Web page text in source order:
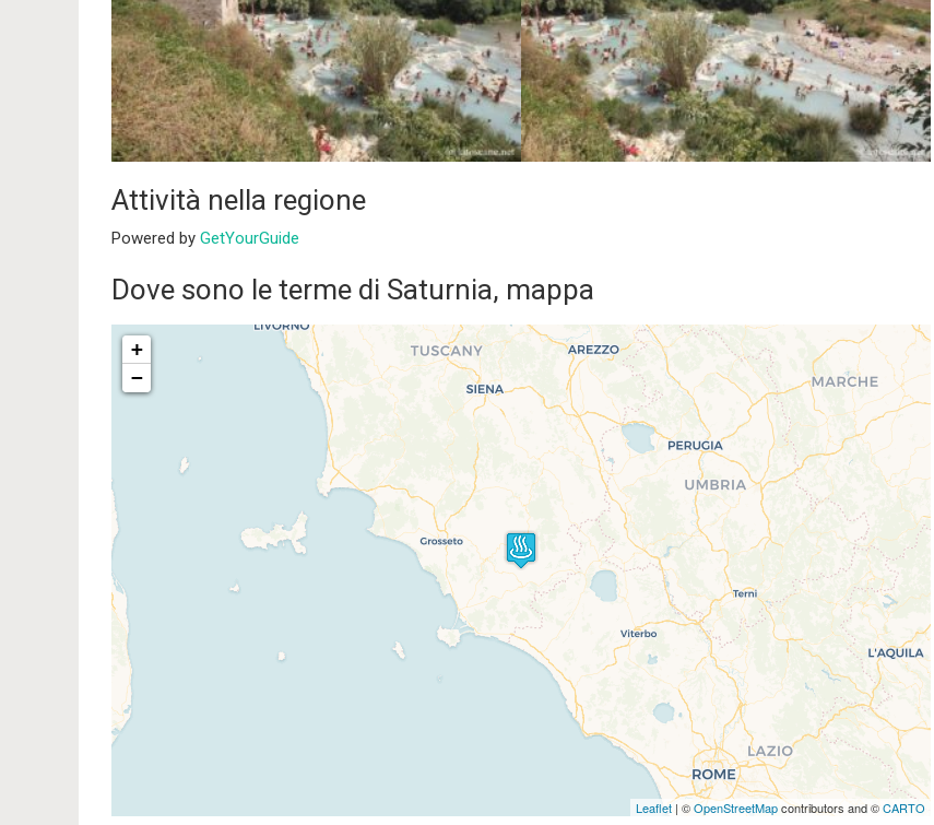
Attività nella regione
Powered by GetYourGuide
Dove sono le terme di Saturnia, mappa
Travelers' Map is loading...
If you see this after your page is loaded completely, leafletJS files are
missing.
+
−
Leaflet| ©OpenStreetMapcontributors and ©CARTO